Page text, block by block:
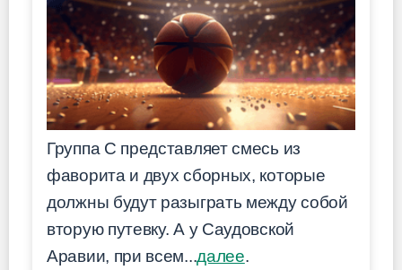
Группа C представляет смесь из
фаворита и двух сборных, которые
должны будут разыграть между собой
вторую путевку. А у Саудовской
Аравии, при всем...далее.